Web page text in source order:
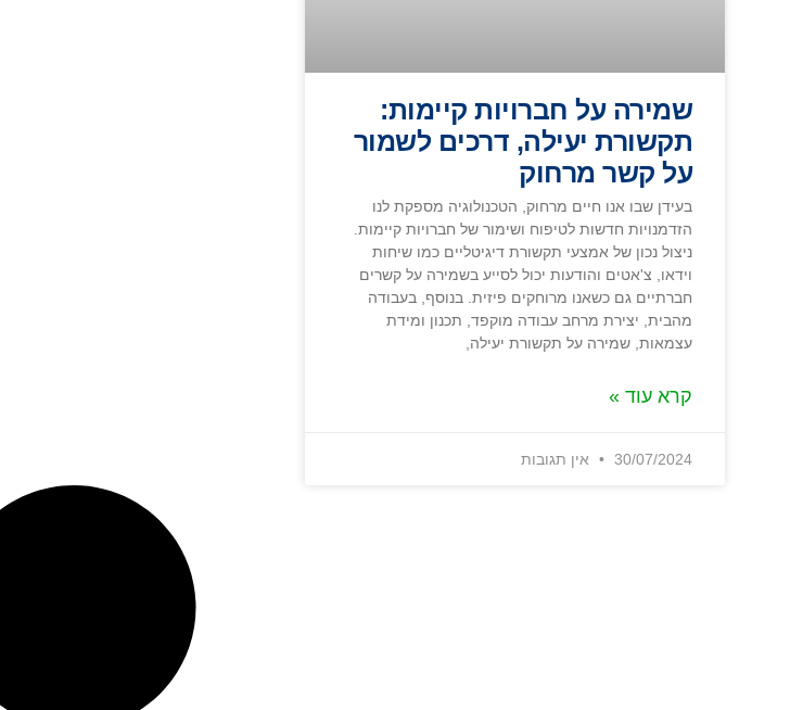
שמירה על חברויות קיימות:
תקשורת יעילה, דרכים לשמור
על קשר מרחוק
בעידן שבו אנו חיים מרחוק, הטכנולוגיה מספקת לנו
הזדמנויות חדשות לטיפוח ושימור של חברויות קיימות.
ניצול נכון של אמצעי תקשורת דיגיטליים כמו שיחות
וידאו, צ'אטים והודעות יכול לסייע בשמירה על קשרים
חברתיים גם כשאנו מרוחקים פיזית. בנוסף, בעבודה
מהבית, יצירת מרחב עבודה מוקפד, תכנון ומידת
עצמאות, שמירה על תקשורת יעילה,
קרא עוד »
30/07/2024 אין תגובות